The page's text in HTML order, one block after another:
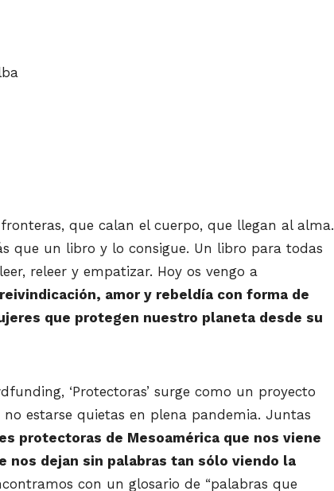
que calan el cuerpo, que llegan al alma.
que un libro y lo consigue. Un libro para todas
releer y empatizar. Hoy os vengo a
amor y rebeldía con forma de
que protegen nuestro planeta desde su
‘Protectoras’ surge como un proyecto
estarse quietas en plena pandemia. Juntas
protectoras de Mesoamérica que nos viene
nos dejan sin palabras tan sólo viendo la
con un glosario de “palabras que